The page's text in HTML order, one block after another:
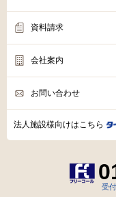
資料請求
会社案内
お問い合わせ
法人施設様向けはこちら
受